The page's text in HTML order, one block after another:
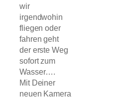
wir
irgendwohin
fliegen oder
fahren geht
der erste Weg
sofort zum
Wasser….
Mit Deiner
neuen Kamera